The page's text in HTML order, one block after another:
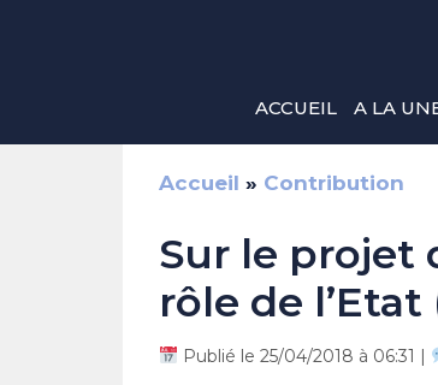
ACCUEIL A LA
Accueil » Contribution
Sur le projet
rôle de l’Etat
Publié le 25/04/2018 à 06:31 |